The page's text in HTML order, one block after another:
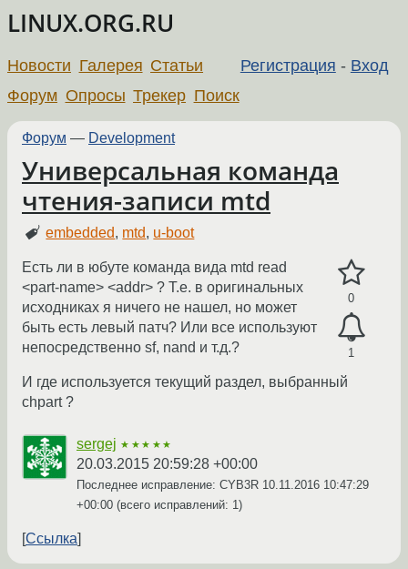
LINUX.ORG.RU
Регистрация - Вход
Новости Галерея Статьи
Форум Опросы Трекер Поиск
Форум — Development
Универсальная команда
чтения-записи mtd
embedded, mtd, u-boot
0
1
Есть ли в юбуте команда вида mtd read
<part-name> <addr> ? Т.е. в оригинальных
исходниках я ничего не нашел, но может
быть есть левый патч? Или все используют
непосредственно sf, nand и т.д.?
И где используется текущий раздел, выбранный
chpart ?
sergej ★★★★★
20.03.2015 20:59:28 +00:00
Последнее исправление: CYB3R 10.11.2016 10:47:29
+00:00 (всего исправлений: 1)
Ссылка